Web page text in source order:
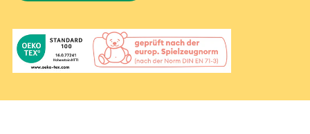
Baumwollgarn für viele
kreative Projekte